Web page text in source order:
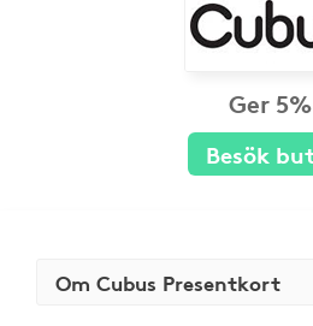
Ger 5%
Besök
Om Cubus Presentkort